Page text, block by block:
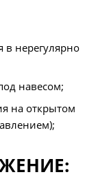
в нерегулярно
навесом;
на открытом